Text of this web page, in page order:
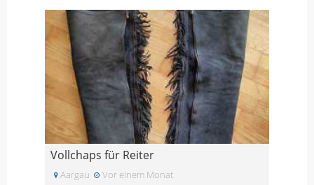
Vollchaps für Reiter
Aargau Vor einem Monat